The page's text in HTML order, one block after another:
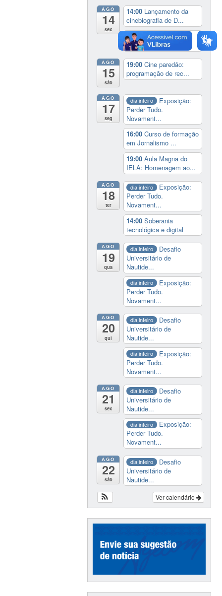
AGO
14
sex
14:00 Lançamento da
cinebiografia de D...
19:00 Cine paredão:
programação de rec...
AGO
15
sáb
19:00Cine paredão:
programação de rec...
AGO
17
seg
dia inteiro
Exposição:
Perder Tudo.
Novament...
16:00Curso de formação
em Jornalismo ...
19:00Aula Magna do
IELA: Homenagem ao...
AGO
18
ter
dia inteiro
Exposição:
Perder Tudo.
Novament...
14:00Soberania
tecnológica e digital
AGO
19
qua
dia inteiro
Desafio
Universitário de
Nautide...
dia inteiro
Exposição:
Perder Tudo.
Novament...
AGO
20
qui
dia inteiro
Desafio
Universitário de
Nautide...
dia inteiro
Exposição:
Perder Tudo.
Novament...
AGO
21
sex
dia inteiro
Desafio
Universitário de
Nautide...
dia inteiro
Exposição:
Perder Tudo.
Novament...
AGO
22
sáb
dia inteiro
Desafio
Universitário de
Nautide...
Ver calendário